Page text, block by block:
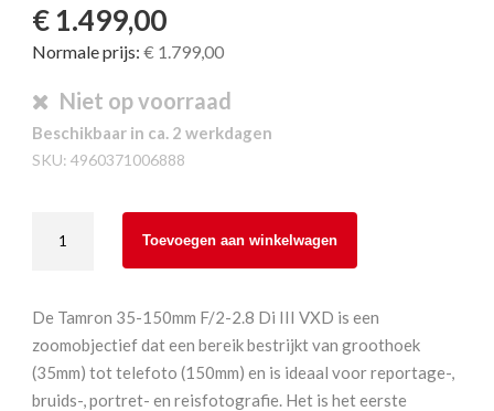
€ 1.499,00
Normale prijs: € 1.799,00
Niet op voorraad
Beschikbaar in ca. 2 werkdagen
SKU: 4960371006888
F/2.0-
Di
III
Toevoegen aan winkelwagen
De Tamron 35-150mm F/2-2.8 Di III VXD is een
zoomobjectief dat een bereik bestrijkt van groothoek
(35mm) tot telefoto (150mm) en is ideaal voor reportage-,
bruids-, portret- en reisfotografie. Het is het eerste